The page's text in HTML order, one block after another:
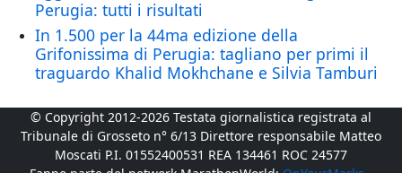
Perugia: tutti i risultati
In 1.500 per la 44ma edizione della
Grifonissima di Perugia: tagliano per primi il
traguardo Khalid Mokhchane e Silvia Tamburi
© Copyright 2012-2026 Testata giornalistica registrata al
Tribunale di Grosseto n° 6/13 Direttore responsabile Matteo
Moscati P.I. 01552400531 REA 134461 ROC 24577